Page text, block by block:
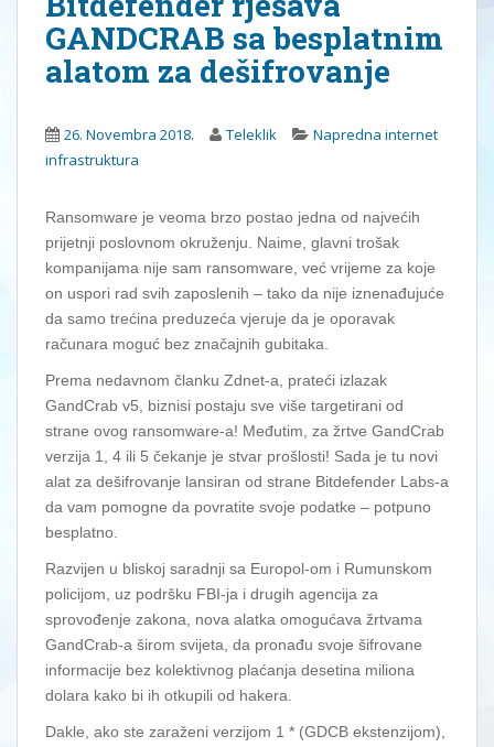
GANDCRAB sa besplatnim
alatom za dešifrovanje
26. Novembra 2018. Teleklik
Napredna internet
infrastruktura
Ransomware je veoma brzo postao jedna od najvećih
prijetnji poslovnom okruženju. Naime, glavni trošak
kompanijama nije sam ransomware, već vrijeme za koje
on uspori rad svih zaposlenih – tako da nije iznenađujuće
da samo trećina preduzeća vjeruje da je oporavak
računara moguć bez značajnih gubitaka.
Prema nedavnom članku Zdnet-a, prateći izlazak
GandCrab v5, biznisi postaju sve više targetirani od
strane ovog ransomware-a! Međutim, za žrtve GandCrab
verzija 1, 4 ili 5 čekanje je stvar prošlosti! Sada je tu novi
alat za dešifrovanje lansiran od strane Bitdefender Labs-a
da vam pomogne da povratite svoje podatke – potpuno
besplatno.
Razvijen u bliskoj saradnji sa Europol-om i Rumunskom
policijom, uz podršku FBI-ja i drugih agencija za
sprovođenje zakona, nova alatka omogućava žrtvama
GandCrab-a širom svijeta, da pronađu svoje šifrovane
informacije bez kolektivnog plaćanja desetina miliona
dolara kako bi ih otkupili od hakera.
Dakle, ako ste zaraženi verzijom 1 * (GDCB ekstenzijom),